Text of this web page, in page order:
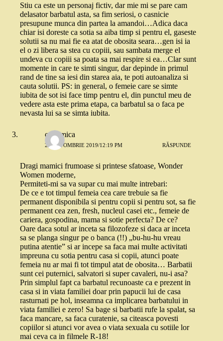
Stiu ca este un personaj fictiv, dar mie mi se pare cam
delasator barbatul asta, sa fim seriosi, o casnicie
presupune munca din partea la amandoi…Adica daca
chiar isi doreste ca sotia sa aiba timp si pentru el, gaseste
solutii sa nu mai fie ea atat de obosita seara…gen isi ia
el o zi libera sa stea cu copiii, sau sambata merge el
undeva cu copiii sa poata sa mai respire si ea…Clar sunt
momente in care te simti singur, dar depinde in primul
rand de tine sa iesi din starea aia, te poti autoanaliza si
cauta solutii. PS: in general, o femeie care se simte
iubita de sot isi face timp pentru el, din punctul meu de
vedere asta este prima etapa, ca barbatul sa o faca pe
nevasta lui sa se simta iubita.
o mamica
28 OCTOMBRIE 2019/12:19 PM RĂSPUNDE
Dragi mamici frumoase si printese sfatoase, Wonder
Women moderne,
Permiteti-mi sa va supar cu mai multe intrebari:
De ce e tot timpul femeia cea care trebuie sa fie
permanent disponibila si pentru copii si pentru sot, sa fie
permanent cea zen, fresh, nucleul casei etc., femeie de
cariera, gospodina, mama si sotie perfecta? De ce?
Oare daca sotul ar inceta sa filozofeze si daca ar inceta
sa se planga singur pe o banca (!!) „bu-hu-hu vreau
putina atentie” si ar incepe sa faca mai multe activitati
impreuna cu sotia pentru casa si copii, atunci poate
femeia nu ar mai fi tot timpul atat de obosita… Barbatii
sunt cei puternici, salvatori si super cavaleri, nu-i asa?
Prin simplul fapt ca barbatul recunoaste ca e prezent in
casa si in viata familiei doar prin papucii lui de casa
rasturnati pe hol, inseamna ca implicarea barbatului in
viata familiei e zero! Sa bage si barbatii rufe la spalat, sa
faca mancare, sa faca curatenie, sa citeasca povesti
copiilor si atunci vor avea o viata sexuala cu sotiile lor
mai ceva ca in filmele R-18!